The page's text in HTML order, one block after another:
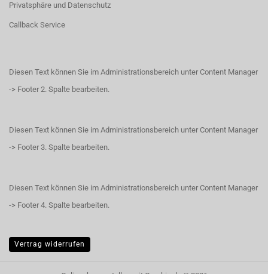
Privatsphäre und Datenschutz
Callback Service
Diesen Text können Sie im Administrationsbereich unter Content Manager
-> Footer 2. Spalte bearbeiten.
Diesen Text können Sie im Administrationsbereich unter Content Manager
-> Footer 3. Spalte bearbeiten.
Diesen Text können Sie im Administrationsbereich unter Content Manager
-> Footer 4. Spalte bearbeiten.
Vertrag widerrufen